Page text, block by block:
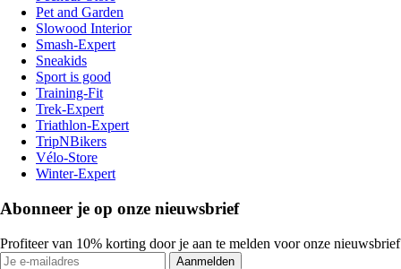
Pet and Garden
Slowood Interior
Smash-Expert
Sneakids
Sport is good
Training-Fit
Trek-Expert
Triathlon-Expert
TripNBikers
Vélo-Store
Winter-Expert
Abonneer je op onze nieuwsbrief
Profiteer van 10% korting door je aan te melden voor onze nieuwsbrief
Aanmelden